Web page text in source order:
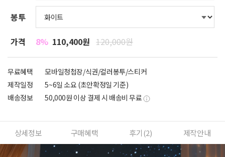
봉투
가격 8% 110,400원 120,000원
무료혜택
모바일청첩장/식권/컬러봉투/스티커
제작일정
5~6일 소요 (초안확정일 기준)
배송정보
50,000원 이상 결제 시 배송비 무료
상세정보 구매혜택 후기(2) 제작안내